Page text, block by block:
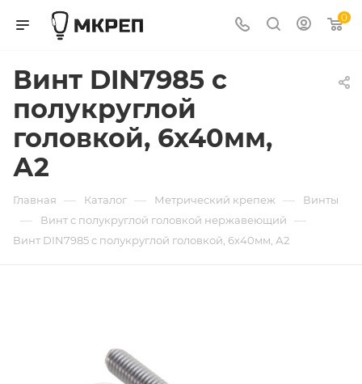
0
Винт DIN7985 с
полукруглой
головкой, 6х40мм,
А2
Главная — Каталог — Метрический крепеж — Винты
— Винт с полукруглой головкой нержавеющий —
Винт DIN7985 с полукруглой головкой, 6х40мм, А2